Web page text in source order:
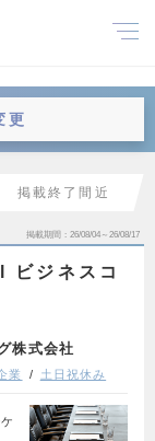
更
掲載終了間近
掲載期間 26/08/04～26/08/17
ジネスコ
株式会社
業 土日祝休み